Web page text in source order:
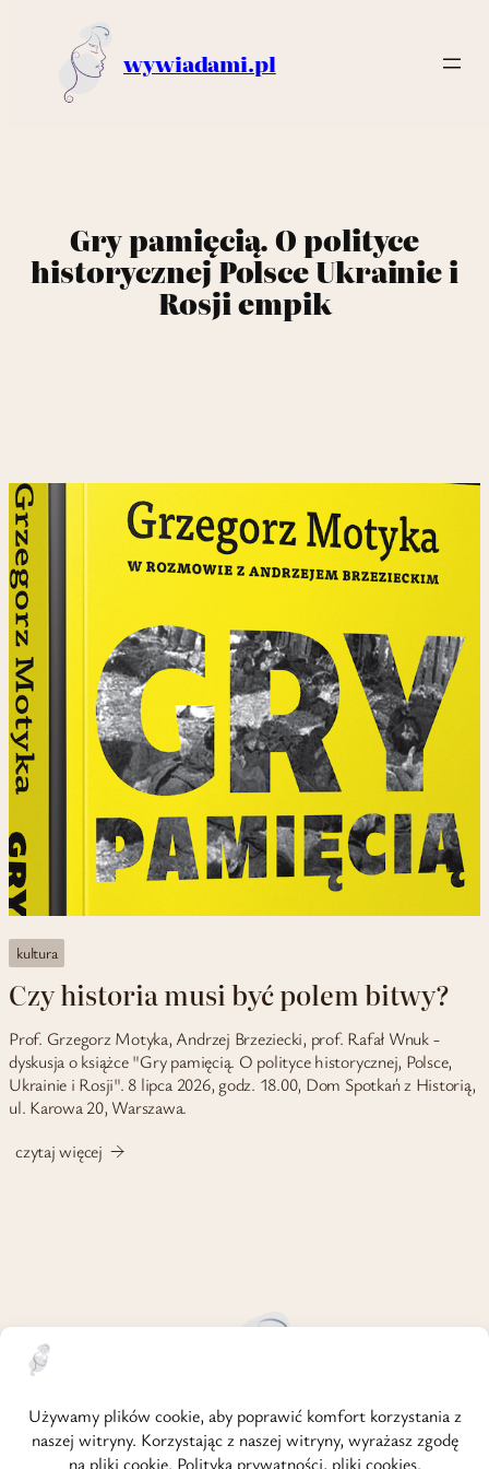
wywiadami.pl
Gry pamięcią. O polityce
historycznej Polsce Ukrainie i
Rosji empik
kultura
Czy historia musi być polem bitwy?
Prof. Grzegorz Motyka, Andrzej Brzeziecki, prof. Rafał Wnuk -
dyskusja o książce "Gry pamięcią. O polityce historycznej, Polsce,
Ukrainie i Rosji". 8 lipca 2026, godz. 18.00, Dom Spotkań z Historią,
ul. Karowa 20, Warszawa.
czytaj więcej
strona główna o mnie regulamin